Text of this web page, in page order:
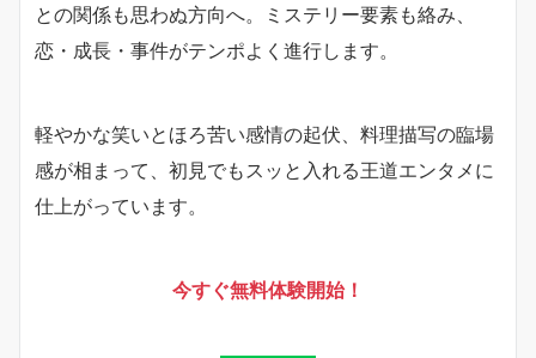
との関係も思わぬ方向へ。ミステリー要素も絡み、
恋・成長・事件がテンポよく進行します。
軽やかな笑いとほろ苦い感情の起伏、料理描写の臨場
感が相まって、初見でもスッと入れる王道エンタメに
仕上がっています。
今すぐ無料体験開始！